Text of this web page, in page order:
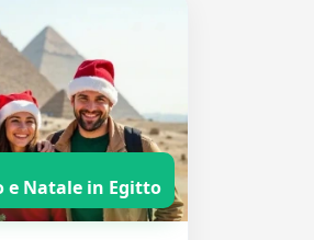
e Natale in Egitto